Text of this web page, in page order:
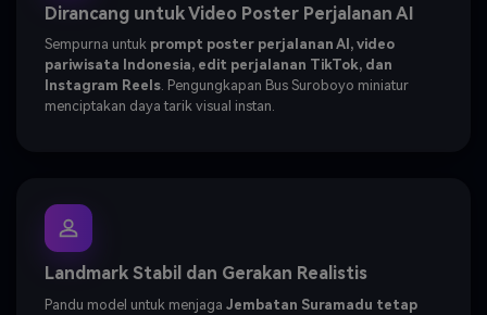
Dirancang untuk Video Poster Perjalanan AI
Sempurna untuk prompt poster perjalanan AI, video
pariwisata Indonesia, edit perjalanan TikTok, dan
Instagram Reels. Pengungkapan Bus Suroboyo miniatur
menciptakan daya tarik visual instan.
Landmark Stabil dan Gerakan Realistis
Pandu model untuk menjaga Jembatan Suramadu tetap